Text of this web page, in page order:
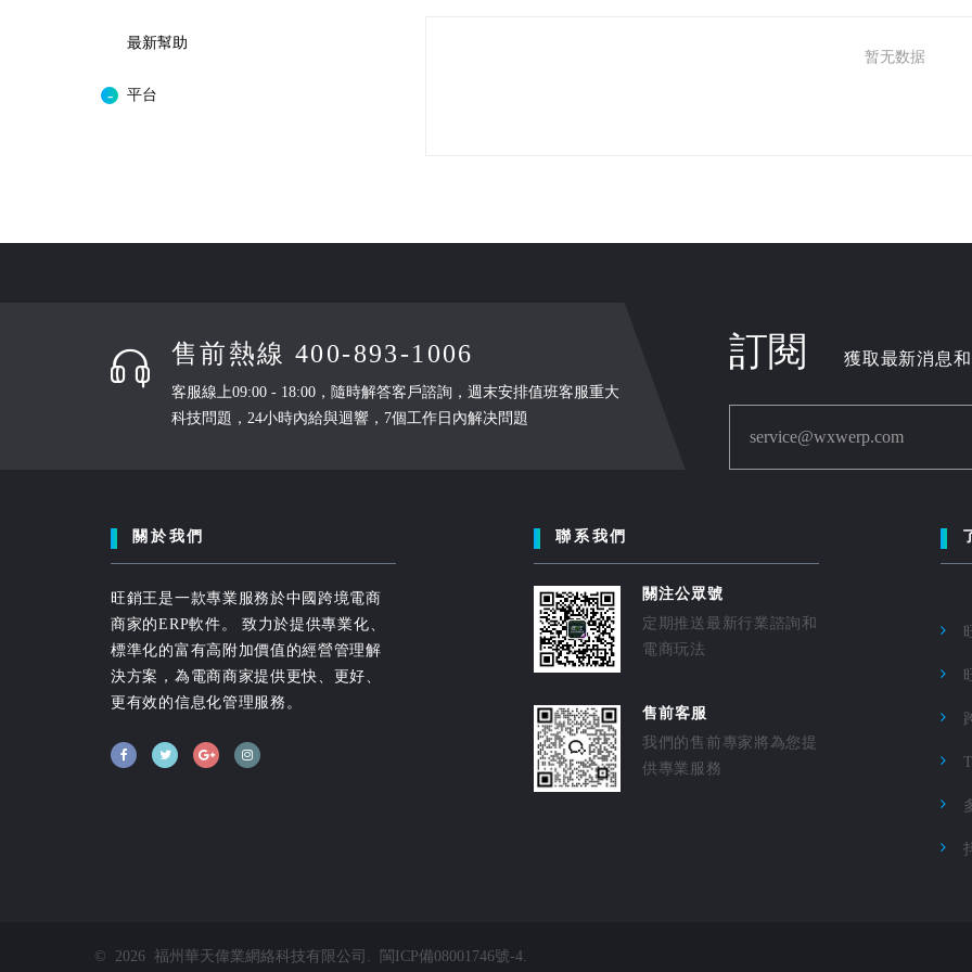
最新幫助
平台
暂无数据
售前熱線 400-893-1006
客服線上09:00 - 18:00，隨時解答客戶諮詢，週末安排值班客服重大
科技問題，24小時內給與迴響，7個工作日內解决問題
訂閱 獲取最新消息
service@wxwerp.com
關於我們
旺銷王是一款專業服務於中國跨境電商
商家的ERP軟件。 致力於提供專業化、
標準化的富有高附加價值的經營管理解
決方案，為電商商家提供更快、更好、
更有效的信息化管理服務。
聯系我們
關注公眾號
定期推送最新行業諮詢和
電商玩法
售前客服
我們的售前專家將為您提
供專業服務
© 2026 福州華天偉業網絡科技有限公司 . 閩ICP備08001746號-4.